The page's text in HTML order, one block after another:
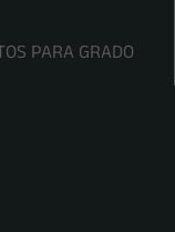
PARA GRADO